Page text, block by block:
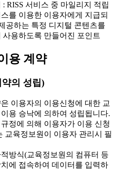
RISS 서비스 중 마일리지 적립
를 이용한 이용자에게 지급되
공하는 특정 디지털 콘텐츠를
사용하도록 만들어진 포인트
용 계약
의 성립)
이용자의 이용신청에 대한 교
용 승낙에 의하여 성립됩니다.
정에 의해 이용자가 이용 신청
교육정보원이 이용자 관리시 필
방식(교육정보원의 컴퓨터 등
에 접속하여 데이터를 입력하